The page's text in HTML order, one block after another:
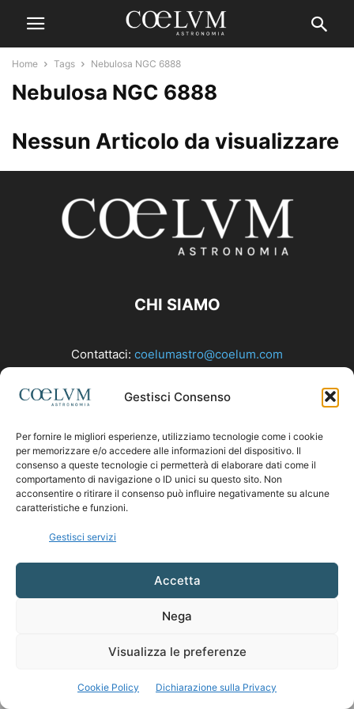
Gestisci Consenso
Per fornire le migliori esperienze, utilizziamo tecnologie come i cookie
per memorizzare e/o accedere alle informazioni del dispositivo. Il
consenso a queste tecnologie ci permetterà di elaborare dati come il
comportamento di navigazione o ID unici su questo sito. Non
acconsentire o ritirare il consenso può influire negativamente su alcune
caratteristiche e funzioni.
Gestisci servizi
Accetta
Nega
Visualizza le preferenze
Cookie Policy Dichiarazione sulla Privacy
Home Tags Nebulosa NGC 6888
Nebulosa NGC 6888
Nessun Articolo da visualizzare
CHI SIAMO
Contattaci: coelumastro@coelum.com
SEGUICI